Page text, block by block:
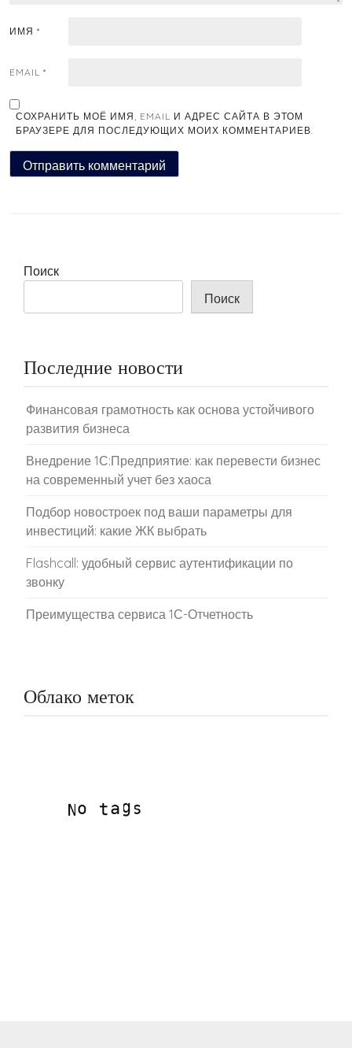
ИМЯ *
EMAIL *
СОХРАНИТЬ МОЁ ИМЯ, EMAIL И АДРЕС САЙТА В ЭТОМ
БРАУЗЕРЕ ДЛЯ ПОСЛЕДУЮЩИХ МОИХ КОММЕНТАРИЕВ.
Поиск
Поиск
Последние новости
Финансовая грамотность как основа устойчивого
развития бизнеса
Внедрение 1С:Предприятие: как перевести бизнес
на современный учет без хаоса
Подбор новостроек под ваши параметры для
инвестиций: какие ЖК выбрать
Flashcall: удобный сервис аутентификации по
звонку
Преимущества сервиса 1С-Отчетность
Облако меток